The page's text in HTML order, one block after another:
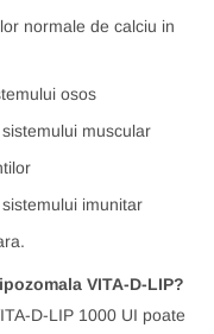
normale de calciu in
osos
muscular
imunitar
VITA-D-LIP?
D-LIP 1000 UI poate